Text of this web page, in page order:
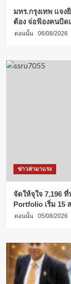
มทร.กรุงเทพ แจง
ต้อง จ่อฟ้องคนบิด
ตอนนั้น 06/08/2026
ข่าวล่ามาแรง
จัดให้จุใจ 7,196
Portfolio เริ่ม 15
ตอนนั้น 05/08/2026